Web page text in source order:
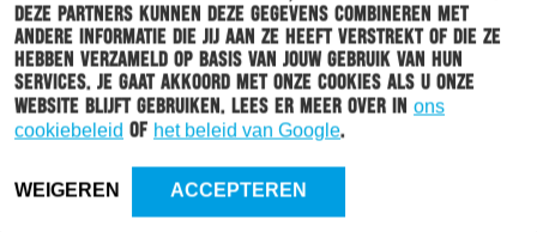
Deze partners kunnen deze gegevens combineren met
andere informatie die jij aan ze heeft verstrekt of die ze
hebben verzameld op basis van jouw gebruik van hun
services. Je gaat akkoord met onze cookies als u onze
website blijft gebruiken. Lees er meer over in ons
cookiebeleid of het beleid van Google.
WEIGEREN ACCEPTEREN
FORHER 07-03-2025
VERTREKINFORMATIE #FORHER